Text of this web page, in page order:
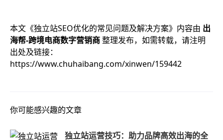
本文《独立站SEO优化的常见问题及解决方案》内容由 出
海帮-跨境电商数字营销商整理发布，如需转载，请注明
出处及链接：
https://www.chuhaibang.com/xinwen/159442
你可能感兴趣的文章
独立站运营技巧：助力品牌高效出海的全